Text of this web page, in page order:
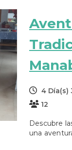
4 Día(s)
12
Descubre
una